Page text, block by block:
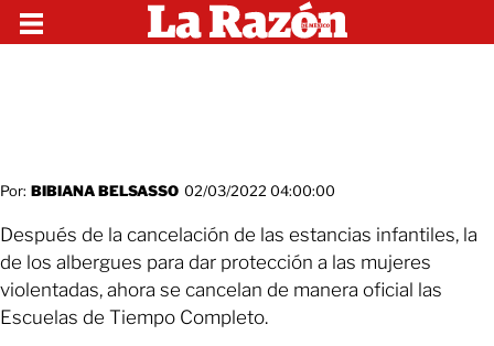
Por: BIBIANA BELSASSO 02/03/2022 04:00:00
Después de la cancelación de las estancias infantiles, la
de los albergues para dar protección a las mujeres
violentadas, ahora se cancelan de manera oficial las
Escuelas de Tiempo Completo.